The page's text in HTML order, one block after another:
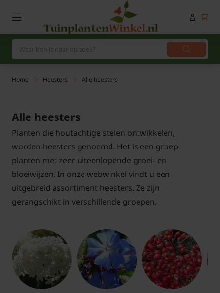
Home Heesters Alle heesters
Alle heesters
Planten die houtachtige stelen ontwikkelen,
worden heesters genoemd. Het is een groep
planten met zeer uiteenlopende groei- en
bloeiwijzen. In onze webwinkel vindt u een
uitgebreid assortiment heesters. Ze zijn
gerangschikt in verschillende groepen.